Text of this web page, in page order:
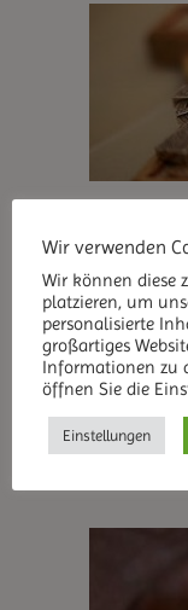
Beratung
Bearbeitung
kognitiven,
Wir verwenden
Wir können diese
platzieren, um
personalisierte
großartiges
Informationen zu
öffnen Sie die
Einstellungen